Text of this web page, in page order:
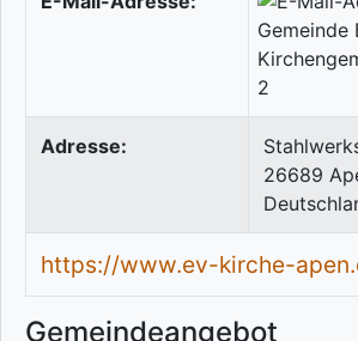
Adresse:
26689
https://www.ev-kirche-
Gemeindeangebot